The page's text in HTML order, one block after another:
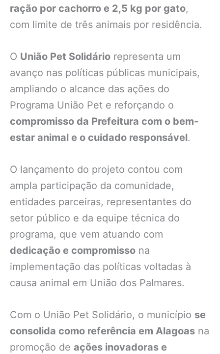
ração por cachorro e 2,5 kg por gato,
com limite de três animais por residência.
O União Pet Solidário representa um
avanço nas políticas públicas municipais,
ampliando o alcance das ações do
Programa União Pet e reforçando o
compromisso da Prefeitura com o bem-
estar animal e o cuidado responsável.
O lançamento do projeto contou com
ampla participação da comunidade,
entidades parceiras, representantes do
setor público e da equipe técnica do
programa, que vem atuando com
dedicação e compromisso na
implementação das políticas voltadas à
causa animal em União dos Palmares.
Com o União Pet Solidário, o município se
consolida como referência em Alagoas na
promoção de ações inovadoras e